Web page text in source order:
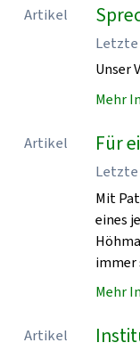
Artikel
Letzte
Unser
Mehr
Artikel Für
Letzte
Mit
eines
immer
Mehr
Artikel